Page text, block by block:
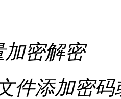
加密解密
件添加密